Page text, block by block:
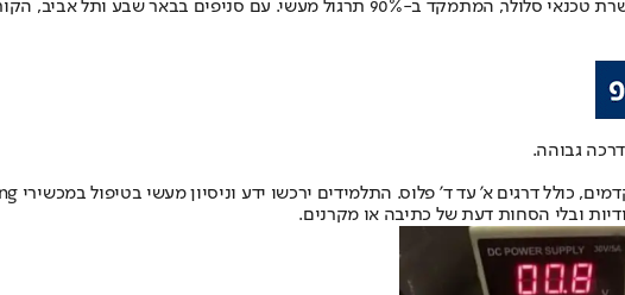
ובלי הסחות דעת של כתיבה או מקרנים.